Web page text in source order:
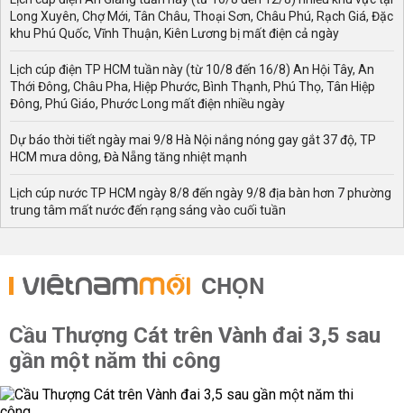
Long Xuyên, Chợ Mới, Tân Châu, Thoại Sơn, Châu Phú, Rạch Giá, Đặc
khu Phú Quốc, Vĩnh Thuận, Kiên Lương bị mất điện cả ngày
Lịch cúp điện TP HCM tuần này (từ 10/8 đến 16/8) An Hội Tây, An
Thới Đông, Châu Pha, Hiệp Phước, Bình Thạnh, Phú Thọ, Tân Hiệp
Đông, Phú Giáo, Phước Long mất điện nhiều ngày
Dự báo thời tiết ngày mai 9/8 Hà Nội nắng nóng gay gắt 37 độ, TP
HCM mưa dông, Đà Nẵng tăng nhiệt mạnh
Lịch cúp nước TP HCM ngày 8/8 đến ngày 9/8 địa bàn hơn 7 phường
trung tâm mất nước đến rạng sáng vào cuối tuần
CHỌN
Cầu Thượng Cát trên Vành đai 3,5 sau
gần một năm thi công